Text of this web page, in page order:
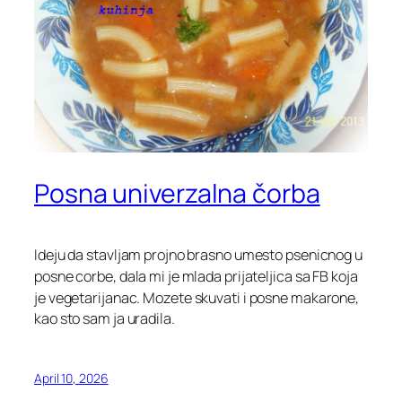
Posna univerzalna čorba
Ideju da stavljam projno brasno umesto psenicnog u
posne corbe, dala mi je mlada prijateljica sa FB koja
je vegetarijanac. Mozete skuvati i posne makarone,
kao sto sam ja uradila.
April 10, 2026